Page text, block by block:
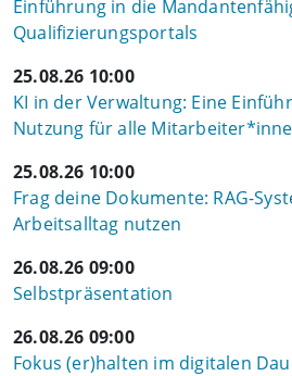
Einführung in die
Qualifizierungsportals
25.08.26 10:00
KI in der Verwaltung: Eine
Nutzung für alle
25.08.26 10:00
Frag deine Dokumente: RAG-
Arbeitsalltag nutzen
26.08.26 09:00
Selbstpräsentation
26.08.26 09:00
Fokus (er)halten im digitalen